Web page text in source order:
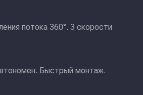
потока 360°. 3 скорости
Быстрый монтаж.